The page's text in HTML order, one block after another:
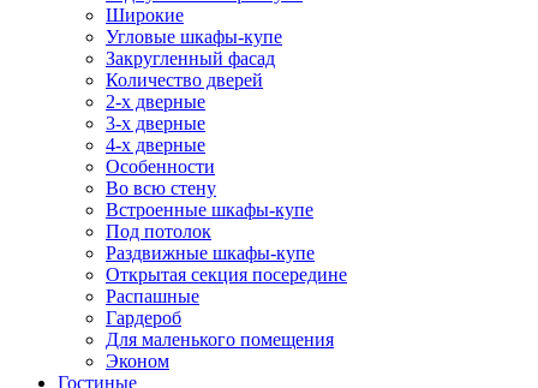
Широкие
Угловые шкафы-купе
Закругленный фасад
Количество дверей
2-х дверные
3-х дверные
4-х дверные
Особенности
Во всю стену
Встроенные шкафы-купе
Под потолок
Раздвижные шкафы-купе
Открытая секция посередине
Распашные
Гардероб
Для маленького помещения
Эконом
Гостиные